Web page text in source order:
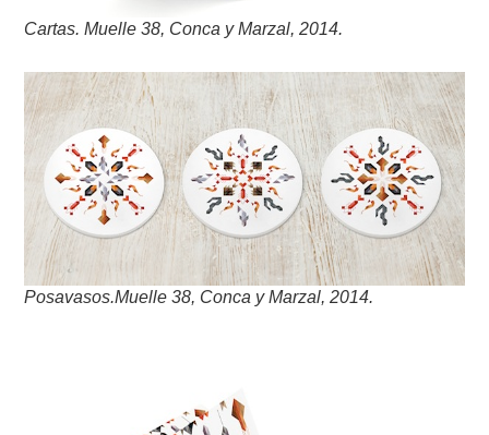
Cartas. Muelle 38, Conca y Marzal, 2014.
Posavasos.Muelle 38, Conca y Marzal, 2014.